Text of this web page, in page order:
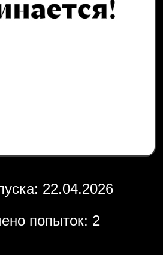
22.04.2026
попыток: 2